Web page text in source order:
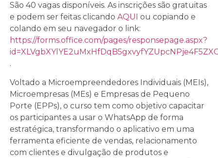
São 40 vagas disponíveis. As inscrições são gratuitas
e podem ser feitas clicando AQUI ou copiando e
colando em seu navegador o link:
https://forms.office.com/pages/responsepage.aspx?
.
Voltado a Microempreendedores Individuais (MEIs),
Microempresas (MEs) e Empresas de Pequeno
Porte (EPPs), o curso tem como objetivo capacitar
os participantes a usar o WhatsApp de forma
estratégica, transformando o aplicativo em uma
ferramenta eficiente de vendas, relacionamento
com clientes e divulgação de produtos e